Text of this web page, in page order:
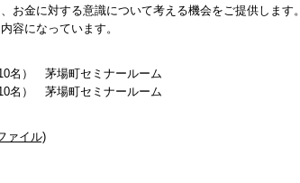
お金に対する意識について考える機会をご提供します。
容になっています。
名） 茅場町セミナールーム
名） 茅場町セミナールーム
ァイル)